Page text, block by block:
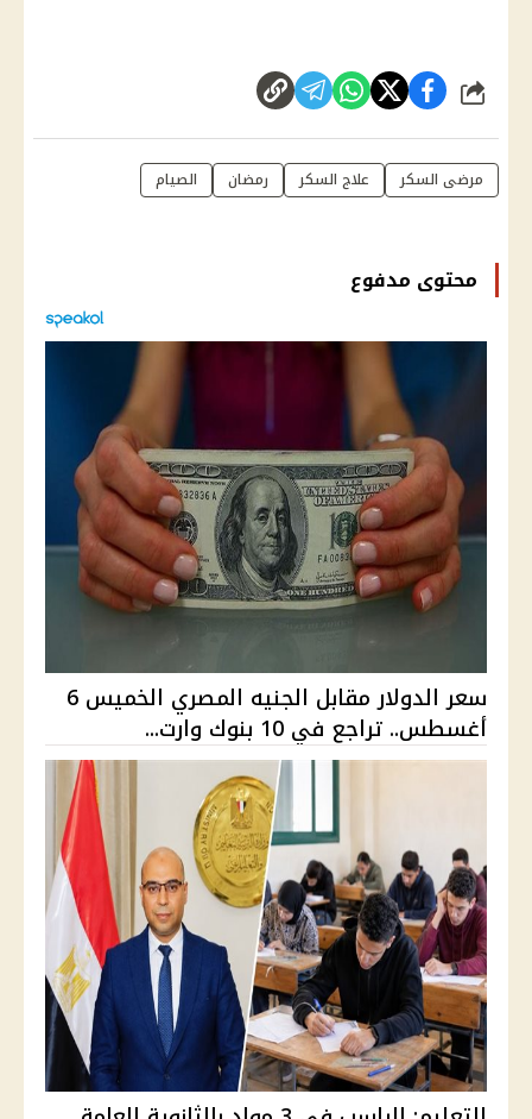
شارك
مرضى السكر علاج السكر رمضان الصيام
محتوى مدفوع
سعر الدولار مقابل الجنيه المصري الخميس 6
أغسطس.. تراجع في 10 بنوك وارت...